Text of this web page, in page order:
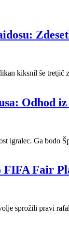
kiksnil še tretjič
Odhod
igralec. Ga bodo
Fair
sprožili pravi